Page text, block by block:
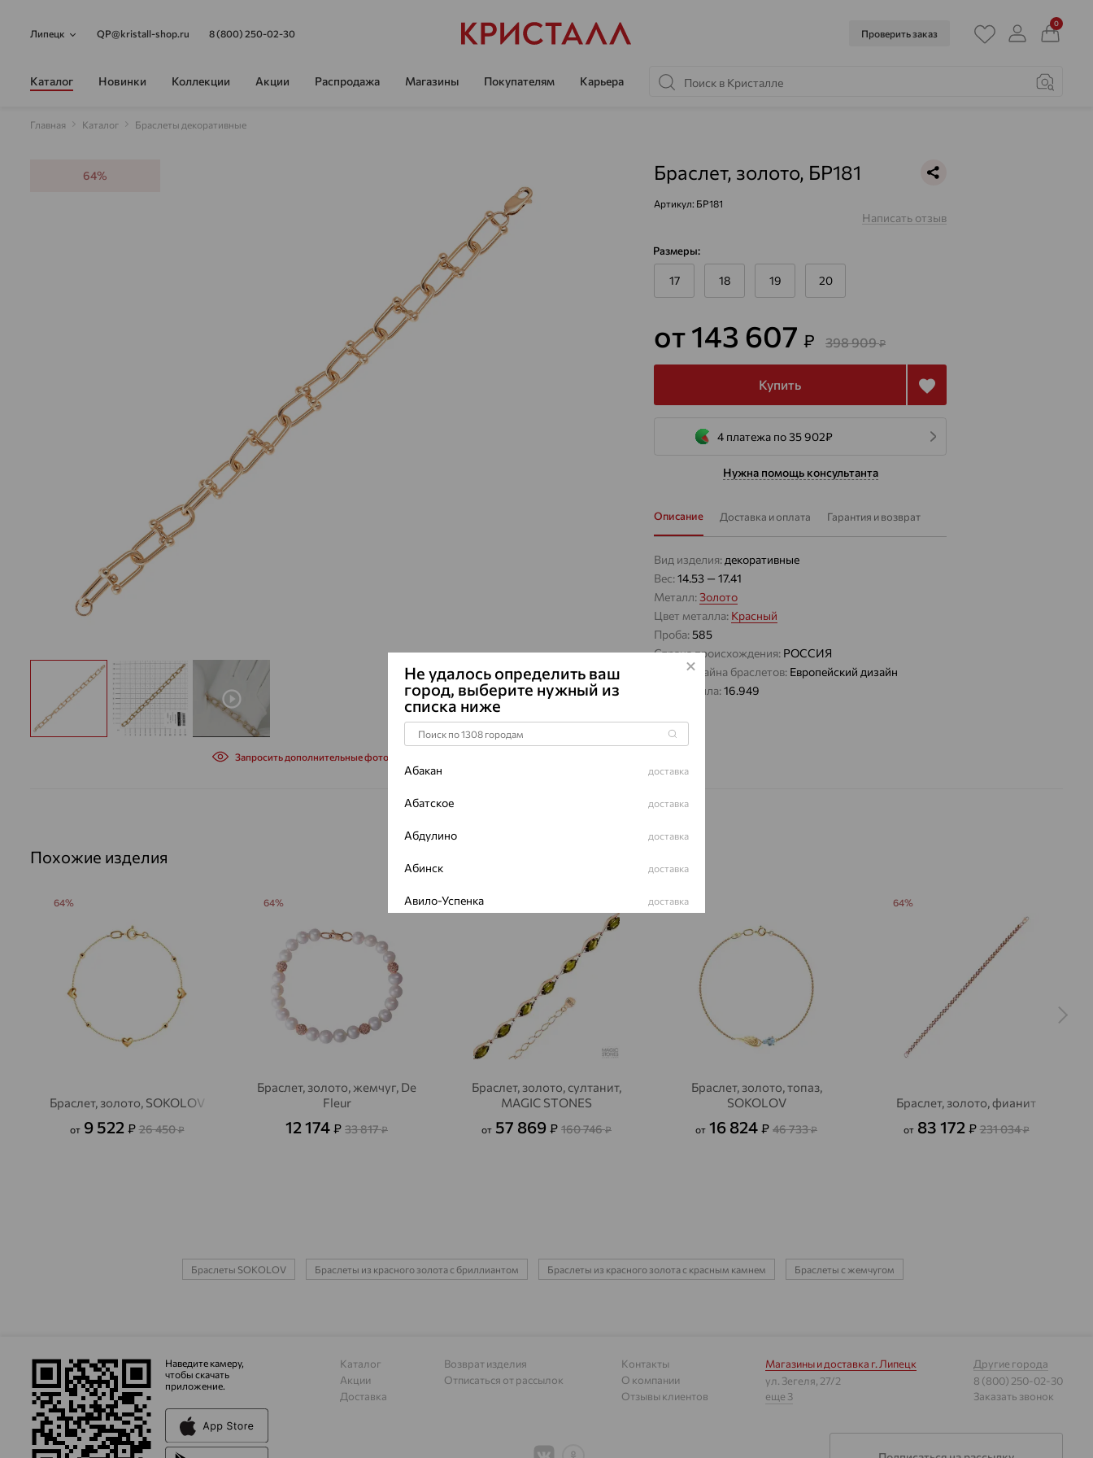
Липецк QP@kristall-shop.ru 8 (800) 250-02-30 Проверить заказ
0
Каталог Новинки Коллекции Акции Распродажа Магазины Покупателям Карьера
Главная Каталог Браслеты декоративные
64%
Запросить дополнительные фото
Браслет, золото, БР181
Артикул: БР181
Написать отзыв
Размеры:
17 18 19 20
от 143 607 ₽ 398 909₽
Купить
4 платежа по 35 902₽
Нужна помощь консультанта
Описание Доставка и оплата Гарантия и возврат
Вид изделия: декоративные
Вес:14.53 — 17.41
Металл:Золото
Цвет металла: Красный
Проба:585
Страна происхождения: РОССИЯ
Виды дизайна браслетов: Европейский дизайн
Вес металла:16.949
Похожие изделия
Браслет, золото, SOKOLOV
от 9 522 ₽ 26 450₽
64%
Браслет, золото, жемчуг, De
Fleur
12 174 ₽ 33 817₽
64%
Браслет, золото, султанит,
MAGIC STONES
от 57 869 ₽ 160 746₽
64%
Браслет, золото, топаз,
SOKOLOV
от 16 824 ₽ 46 733₽
64%
Браслет, золото, фианит
от 83 172 ₽ 231 034₽
64%
Браслеты SOKOLOV Браслеты из красного золота с бриллиантом Браслеты из красного золота с красным камнем Браслеты с жемчугом
Наведите камеру,
чтобы скачать
приложение.
Каталог
Акции
Доставка
Возврат изделия
Отписаться от рассылок
Контакты
О компании
Отзывы клиентов
Магазины и доставка г. Липецк
ул. Зегеля, 27/2
еще 3
Другие города
8 (800) 250-02-30
Заказать звонок
Не удалось определить ваш
город, выберите нужный из
списка ниже
Абакан доставка
Абатское доставка
Абдулино доставка
Абинск доставка
Авило-Успенка доставка
Адыгейск
Актюбинский, Азнакаевский район доставка
доставка